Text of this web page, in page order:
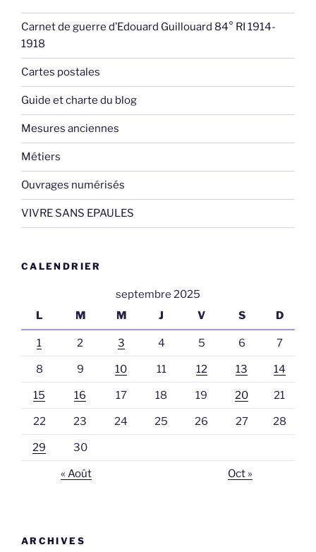
Carnet de guerre d’Edouard Guillouard 84° RI 1914-
1918
Cartes postales
Guide et charte du blog
Mesures anciennes
Métiers
Ouvrages numérisés
VIVRE SANS EPAULES
CALENDRIER
septembre 2025
L
M M J V S D
1 2 3 4 5 6 7
8 9 10 11 12 13 14
15 16 17 18 19 20 21
22 23 24 25 26 27 28
29 30
« Août Oct »
ARCHIVES